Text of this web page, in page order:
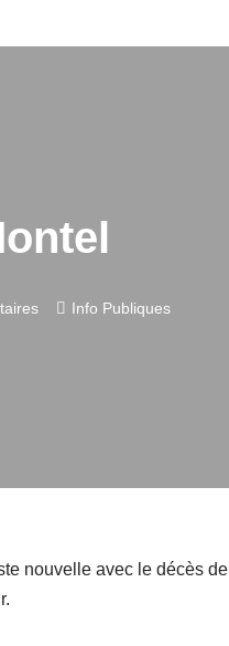
Info Publiques
nouvelle avec le décès